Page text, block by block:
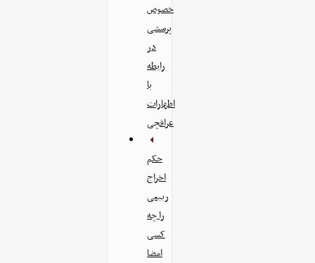
خصوص
پرسشی
در
رابطه
با
اظهارات
عراقچی
حکم
اخراج
ربیعی
را چه
کسی
امضا